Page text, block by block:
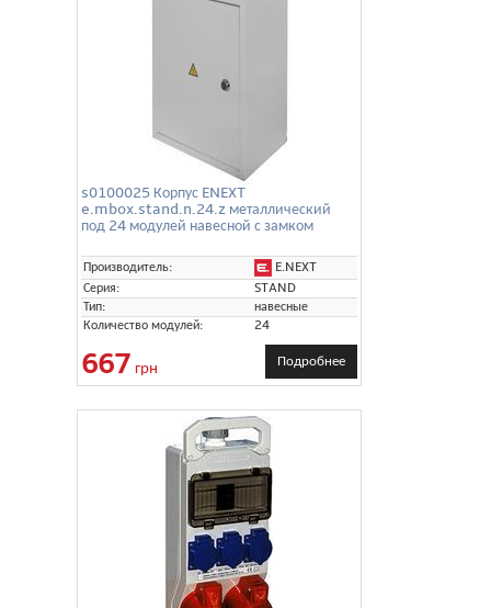
s0100025 Корпус ENEXT
e.mbox.stand.n.24.z металлический
под 24 модулей навесной с замком
Производитель:
E.NEXT
Серия:
STAND
Тип:
навесные
Количество модулей:
24
667 грн Подробнее